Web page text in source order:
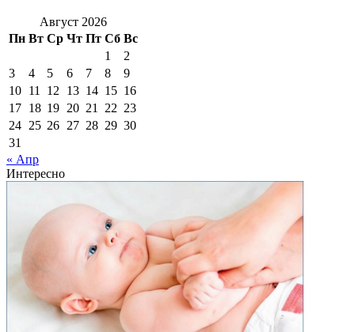
Август 2026
Пн Вт Ср Чт Пт Сб Вс
1
2
3
4 5 6 7 8
9
10 11 12 13 14 15 16
17 18 19 20 21 22 23
24 25 26 27 28 29 30
31
« Апр
Интересно